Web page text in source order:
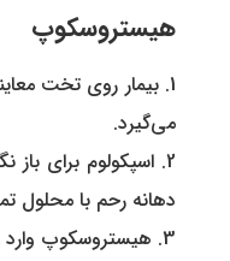
هیستروسکوپ
بیمار روی تخت
می‌گیرد.
اسپکولوم برای
دهانه رحم با محلول
هیستروسکوپ